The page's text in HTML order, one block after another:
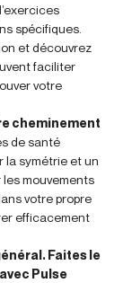
spécifiques.
et découvrez
faciliter
votre
cheminement
de santé
la symétrie et un
mouvements
votre propre
efficacement
Faites le
Pulse